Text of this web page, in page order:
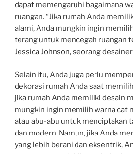
dapat memengaruhi bagaimana
ruangan. “Jika rumah Anda
alami, Anda mungkin ingin
terang untuk mencegah ruangan
Jessica Johnson, seorang
Selain itu, Anda juga perlu
dekorasi rumah Anda saat
jika rumah Anda memiliki desain
mungkin ingin memilih warna cat
atau abu-abu untuk menciptakan
dan modern. Namun, jika Anda
yang lebih berani dan eksentrik,